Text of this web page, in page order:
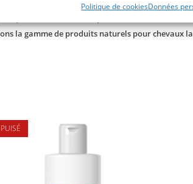
Politique de cookiesDonnées
Nous sommes spécialisés dans la
la gamme de produits naturels pour chevaux